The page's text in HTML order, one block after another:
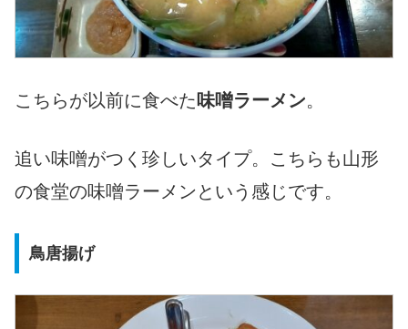
こちらが以前に食べた味噌ラーメン。
追い味噌がつく珍しいタイプ。こちらも山形
の食堂の味噌ラーメンという感じです。
鳥唐揚げ